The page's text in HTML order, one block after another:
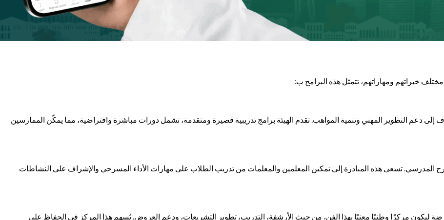
خبراتهم ومهاراتهم، تتمثل هذه البرامج ب:
إلى دعم التطوير المهني وتنمية المواهب. تقدم الهيئة برامج تدريبية قصيرة ومتقدمة، تشمل دورات مباشرة وافتراضية، مما يمكّن الممارسين
المدرسي. تسعى هذه المبادرة إلى تمكين المعلمين والمعلمات من تدريب الطلاب على مهارات الأداء المسرحي والإشراف على النشاطات
ليكون مركزًا وطنيًا معنيًا بهذا الفن، من حيث الأرشفة، التدريب، تطوير التشريعات، ودعم العروض. يُسهم هذا المركز في الحفاظ على